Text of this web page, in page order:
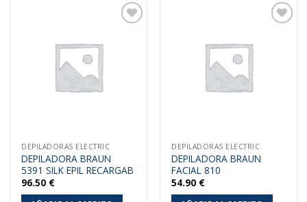
DEPILADORAS ELECTRIC
DEPILADORA BRAUN
5391 SILK EPIL RECARGAB
96.50 €
DEPILADORAS ELECTRIC
DEPILADORA BRAUN
FACIAL 810
54.90 €